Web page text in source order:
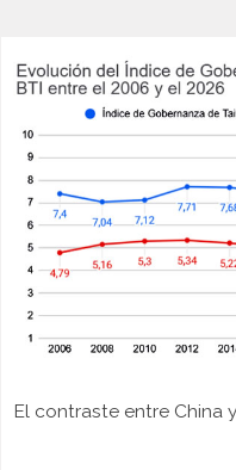
El contraste entre China